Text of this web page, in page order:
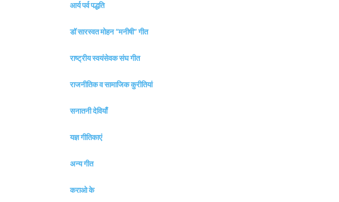
आर्य पर्व पद्धति
डॉ सारस्वत मोहन “मनीषी” गीत
राष्ट्रीय स्वयंसेवक संघ गीत
राजनीतिक व सामाजिक कुरीतियां
सनातनी देवियाँ
यज्ञ गीतिकाएं
अन्य गीत
कराओ के